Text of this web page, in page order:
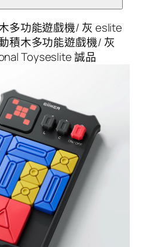
多功能遊戲機/ 灰 eslite
積木多功能遊戲機/ 灰
Toyseslite 誠品